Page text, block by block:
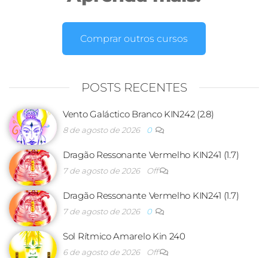
Comprar outros cursos
POSTS RECENTES
Vento Galáctico Branco KIN242 (2.8)
8 de agosto de 2026 0
Dragão Ressonante Vermelho KIN241 (1.7)
7 de agosto de 2026 Off
Dragão Ressonante Vermelho KIN241 (1.7)
7 de agosto de 2026 0
Sol Rítmico Amarelo Kin 240
6 de agosto de 2026 Off